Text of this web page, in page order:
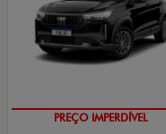
PREÇO IMPERDÍVEL